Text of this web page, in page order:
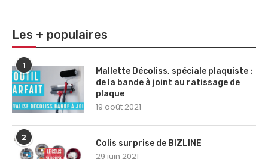
Les + populaires
1
Mallette Décoliss, spéciale plaquiste :
de la bande à joint au ratissage de
plaque
19 août 2021
2
Colis surprise de BIZLINE
29 juin 2021